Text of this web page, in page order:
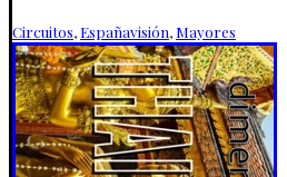
Circuitos,Españavisión, Mayores